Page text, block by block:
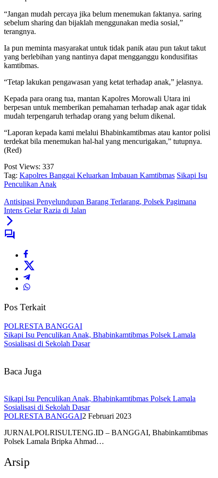
“Jangan mudah percaya jika belum menemukan faktanya. saring
sebelum sharing dan bijaklah menggunakan media sosial,”
terangnya.
Ia pun meminta masyarakat untuk tidak panik atau pun takut takut
yang berlebihan yang nantinya dapat mengganggu kondusifitas
kamtibmas.
“Tetap lakukan pengawasan yang ketat terhadap anak,” jelasnya.
Kepada para orang tua, mantan Kapolres Morowali Utara ini
berpesan untuk memberikan pemahaman terhadap anak agar tidak
mudah terpengaruh terhadap orang yang belum dikenal.
“Laporan kepada kami melalui Bhabinkamtibmas atau kantor polisi
terdekat bila menemukan hal-hal yang mencurigakan,” tutupnya.
(Red)
Post Views: 337
Tag: Kapolres Banggai Keluarkan Imbauan Kamtibmas Sikapi Isu
Penculikan Anak
Antisipasi Penyelundupan Barang Terlarang, Polsek Pagimana
Intens Gelar Razia di Jalan
Pos Terkait
POLRESTA BANGGAI
Sikapi Isu Penculikan Anak, Bhabinkamtibmas Polsek Lamala
Sosialisasi di Sekolah Dasar
Baca Juga
Sikapi Isu Penculikan Anak, Bhabinkamtibmas Polsek Lamala
Sosialisasi di Sekolah Dasar
POLRESTA BANGGAI2 Februari 2023
JURNALPOLRISULTENG.ID – BANGGAI, Bhabinkamtibmas
Polsek Lamala Bripka Ahmad…
Arsip